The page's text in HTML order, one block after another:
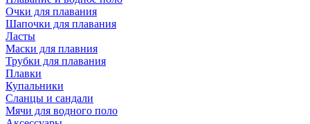
Очки для плавания
Шапочки для плавания
Ласты
Маски для плавния
Трубки для плавания
Плавки
Купальники
Сланцы и сандали
Мячи для водного поло